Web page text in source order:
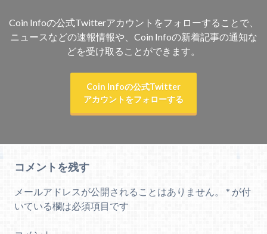
Coin Infoの公式Twitterアカウントをフォローすることで、
ニュースなどの速報情報や、Coin Infoの新着記事の通知な
どを受け取ることができます。
Coin Infoの公式Twitter
アカウントをフォローする
コメントを残す
メールアドレスが公開されることはありません。 * が付
いている欄は必須項目です